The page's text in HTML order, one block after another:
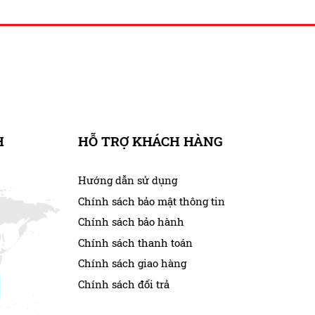
HỖ TRỢ KHÁCH HÀNG
Hướng dẫn sử dụng
Chính sách bảo mật thông tin
Chính sách bảo hành
Chính sách thanh toán
Chính sách giao hàng
Chính sách đổi trả